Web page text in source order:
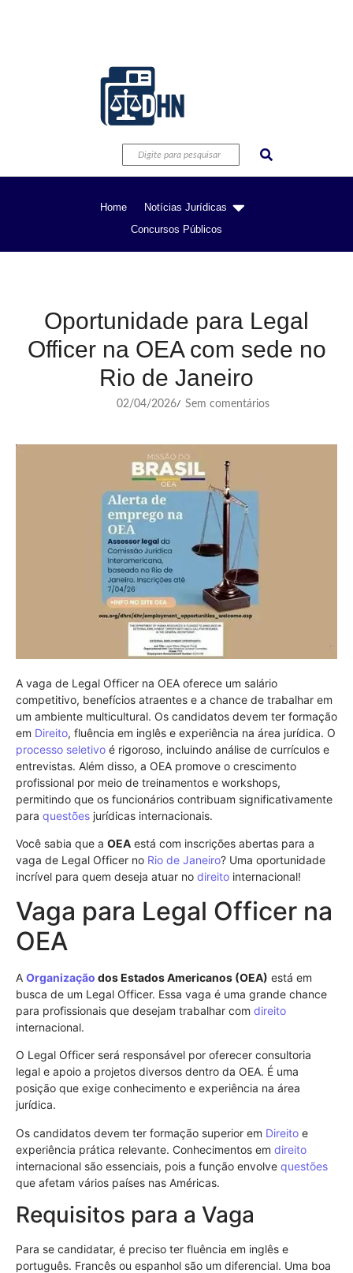
Home
Notícias Jurídicas
Concursos Públicos
Oportunidade para Legal
Officer na OEA com sede no
Rio de Janeiro
02/04/2026/ Sem comentários
A vaga de Legal Officer na OEA oferece um salário
competitivo, benefícios atraentes e a chance de trabalhar em
um ambiente multicultural. Os candidatos devem ter formação
em Direito, fluência em inglês e experiência na área jurídica. O
processo seletivo é rigoroso, incluindo análise de currículos e
entrevistas. Além disso, a OEA promove o crescimento
profissional por meio de treinamentos e workshops,
permitindo que os funcionários contribuam significativamente
para questões jurídicas internacionais.
Você sabia que a OEA está com inscrições abertas para a
vaga de Legal Officer no Rio de Janeiro? Uma oportunidade
incrível para quem deseja atuar no direito internacional!
Vaga para Legal Officer na
OEA
A Organização dos Estados Americanos (OEA) está em
busca de um Legal Officer. Essa vaga é uma grande chance
para profissionais que desejam trabalhar com direito
internacional.
O Legal Officer será responsável por oferecer consultoria
legal e apoio a projetos diversos dentro da OEA. É uma
posição que exige conhecimento e experiência na área
jurídica.
Os candidatos devem ter formação superior em Direito e
experiência prática relevante. Conhecimentos em direito
internacional são essenciais, pois a função envolve questões
que afetam vários países nas Américas.
Requisitos para a Vaga
Para se candidatar, é preciso ter fluência em inglês e
português. Francês ou espanhol são um diferencial. Uma boa